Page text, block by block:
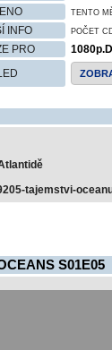
TENTO
INFO POČET
PRO
tajemstvi-
S01E05